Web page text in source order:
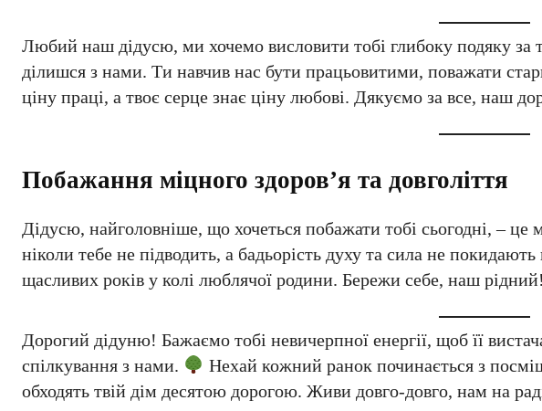
Любий наш дідусю, ми хочемо висловити тобі глибоку подяку за
ділишся з нами. Ти навчив нас бути працьовитими, поважати
ціну праці, а твоє серце знає ціну любові. Дякуємо за все, наш
Побажання міцного здоров’я та довголіття
Дідусю, найголовніше, що хочеться побажати тобі сьогодні, – це
ніколи тебе не підводить, а бадьорість духу та сила не
щасливих років у колі люблячої родини. Бережи себе, наш рідний!
Дорогий дідуню! Бажаємо тобі невичерпної енергії, щоб її
спілкування з нами.
Нехай кожний ранок починається з
обходять твій дім десятою дорогою. Живи довго-довго, нам на